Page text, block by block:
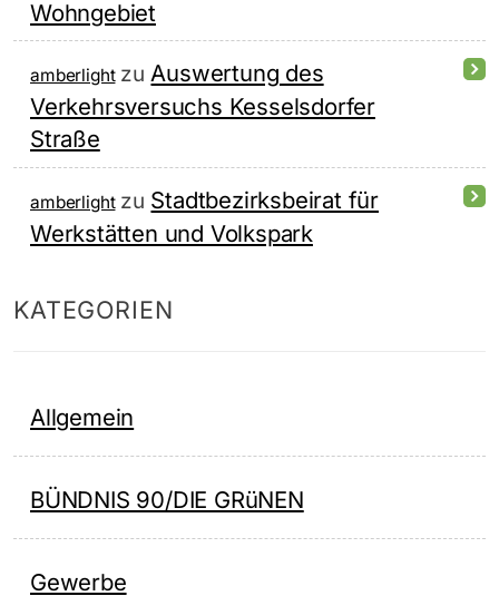
Wohngebiet
amberlightzuAuswertung des
Verkehrsversuchs Kesselsdorfer
Straße
amberlightzu Stadtbezirksbeirat für
Werkstätten und Volkspark
KATEGORIEN
Allgemein
BÜNDNIS 90/DIE GRüNEN
Gewerbe